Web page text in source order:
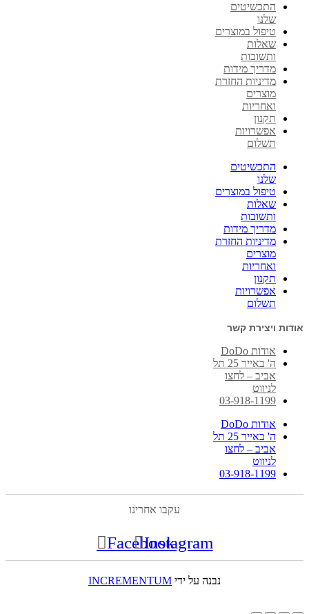
התכשיטים
שלנו
טיפול במוצרים
שאלות
ותשובות
מדריך מידות
מדיניות החזרת
מוצרים
ואחריות
תקנון
אפשרויות
תשלום
התכשיטים
שלנו
טיפול במוצרים
שאלות
ותשובות
מדריך מידות
מדיניות החזרת
מוצרים
ואחריות
תקנון
אפשרויות
תשלום
אודות ויצירת קשר
אודות DoDo
ה' באייר 25 תל
אביב – לחצו
לניווט
03-918-1199
אודות DoDo
ה' באייר 25 תל
אביב – לחצו
לניווט
03-918-1199
עקבו אחרינו
Instagram
Facebook
נבנה על ידי INCREMENTUM